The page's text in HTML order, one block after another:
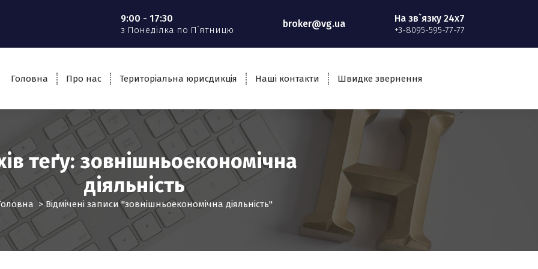
9:00 - 17:30
з Понеділка по П`ятницю
broker@vg.ua На зв`язку 24x7
+3-8095-595-77-77
Головна Про нас Територіальна юрисдикція Наші контакти Швидке звернення
теґу: зовнішньоекономічна
діяльність
>Відмічені записи "зовнішньоекономічна діяльність"